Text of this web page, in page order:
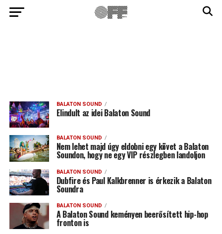
BALATON SOUND
Elindult az idei Balaton Sound
BALATON SOUND
Nem lehet majd úgy eldobni egy követ a Balaton
Soundon, hogy ne egy VIP részlegben landoljon
BALATON SOUND
Dubfire és Paul Kalkbrenner is érkezik a Balaton
Soundra
BALATON SOUND
A Balaton Sound keményen beerősített hip-hop
fronton is